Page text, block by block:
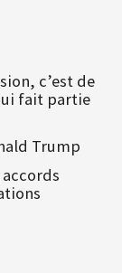
c’est de
fait partie
Trump